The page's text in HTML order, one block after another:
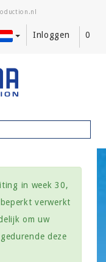
Inloggen 0
in week 30,
verwerkt
om uw
deze